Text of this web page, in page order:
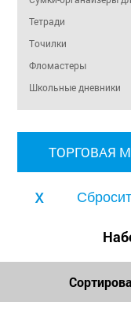
Тетради
Точилки
Фломастеры
Школьные дневники
ТОРГОВАЯ